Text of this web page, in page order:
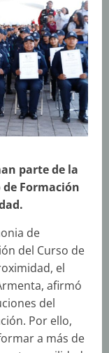
parte de la
Formación
de
del Curso de
el
afirmó
del
Por ello,
a más de